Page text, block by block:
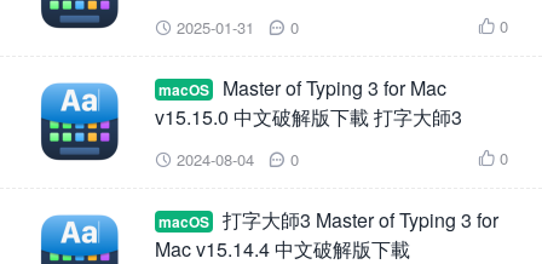
 2025-01-31  0  0
macOS
Master of Typing 3 for Mac
v15.15.0 中文破解版下載 打字大師3
 2024-08-04  0  0
macOS
打字大師3 Master of Typing 3 for
Mac v15.14.4 中文破解版下載